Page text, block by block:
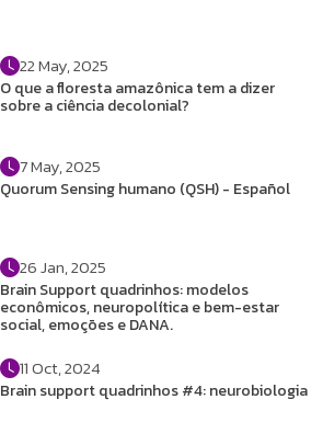
22 May, 2025
O que a floresta amazônica tem a dizer
sobre a ciência decolonial?
7 May, 2025
Quorum Sensing humano (QSH) - Español
26 Jan, 2025
Brain Support quadrinhos: modelos
econômicos, neuropolítica e bem-estar
social, emoções e DANA.
11 Oct, 2024
Brain support quadrinhos #4: neurobiologia